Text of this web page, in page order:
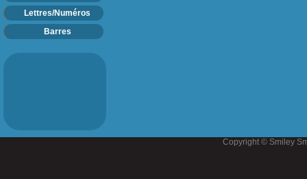
Lettres/Numéros
Barres
Copyright © Smiley